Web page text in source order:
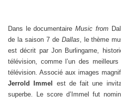
Dans le documentaireMusic from
de la saison 7 deDallas, le thème
est décrit par Jon Burlingame,
télévision, comme l’un des
télévision. Associé aux images
Jerrold Immel
est de fait une
superbe. Le score d’Immel fut